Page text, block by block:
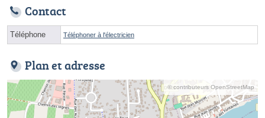
Contact
Téléphone Téléphoner à l'électricien
Plan et adresse
© contributeurs OpenStreetMap